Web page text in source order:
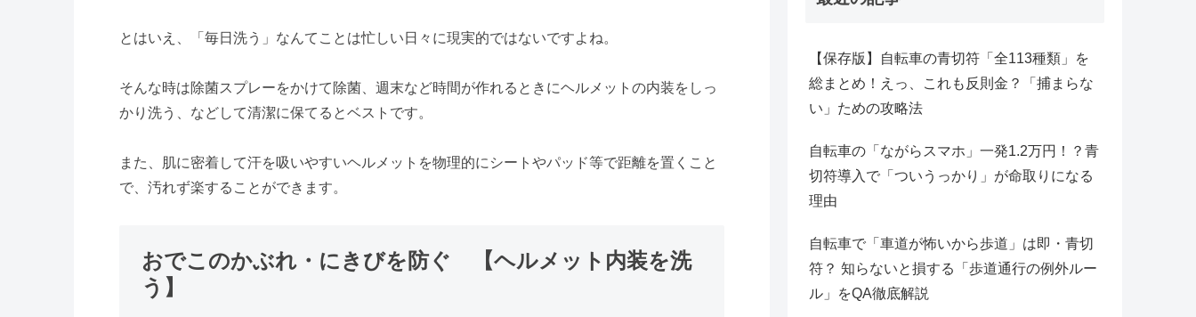
とはいえ、「毎日洗う」なんてことは忙しい日々に現実的ではないですよね。
そんな時は除菌スプレーをかけて除菌、週末など時間が作れるときにヘルメットの内装をしっ
かり洗う、などして清潔に保てるとベストです。
また、肌に密着して汗を吸いやすいヘルメットを物理的にシートやパッド等で距離を置くこと
で、汚れず楽することができます。
おでこのかぶれ・にきびを防ぐ 【ヘルメット内装を洗
う】
【保存版】自転車の青切符「全113種類」を
総まとめ！えっ、これも反則金？「捕まらな
い」ための攻略法
自転車の「ながらスマホ」一発1.2万円！？青
切符導入で「ついうっかり」が命取りになる
理由
自転車で「車道が怖いから歩道」は即・青切
符？ 知らないと損する「歩道通行の例外ルー
ル」をQA徹底解説